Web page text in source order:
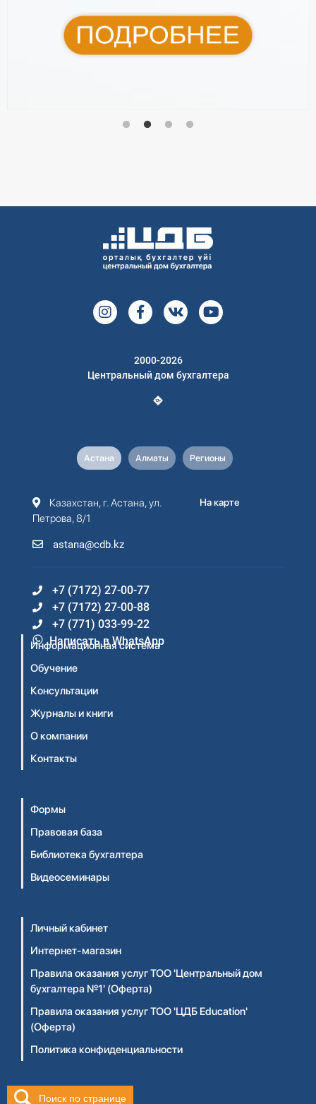
Поиск по странице
2000-2026
Центральный дом бухгалтера
Астана Алматы Регионы
Казахстан, г. Астана, ул.
Петрова, 8/1
astana@cdb.kz
На карте
+7 (7172) 27-00-77
+7 (7172) 27-00-88
+7 (771) 033-99-22
Написать в WhatsApp
Информационная система
Обучение
Консультации
Журналы и книги
О компании
Контакты
Формы
Правовая база
Библиотека бухгалтера
Видеосеминары
Личный кабинет
Интернет-магазин
Правила оказания услуг ТОО 'Центральный дом
бухгалтера №1' (Оферта)
Правила оказания услуг ТОО 'ЦДБ Education'
(Оферта)
Политика конфиденциальности